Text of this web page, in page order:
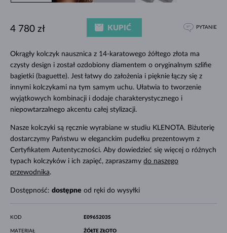
Okrągły kolczyk nausznica z 14-karatowego żółtego złota ma
czysty design i został ozdobiony diamentem o oryginalnym szlifie
bagietki (baguette). Jest łatwy do założenia i pięknie łączy się z
innymi kolczykami na tym samym uchu. Ułatwia to tworzenie
wyjątkowych kombinacji i dodaje charakterystycznego i
niepowtarzalnego akcentu całej stylizacji.
Nasze kolczyki są ręcznie wyrabiane w studiu KLENOTA. Biżuterię
dostarczymy Państwu w eleganckim pudełku prezentowym z
Certyfikatem Autentyczności. Aby dowiedzieć się więcej o różnych
typach kolczyków i ich zapięć, zapraszamy do naszego
przewodnika.
Dostępność: dostępne od ręki do wysyłki
4 780 zł KUPIĆ PYTANIE
KOD E0965203S
MATERIAŁ
ŻÓŁTE ZŁOTO